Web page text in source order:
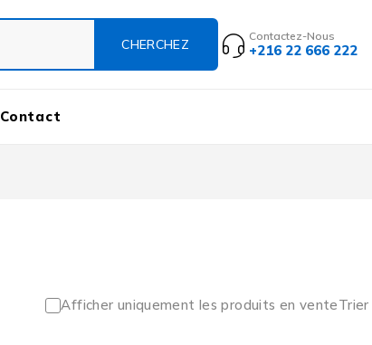
Contactez-Nous
+216 22 666 222
Contact
Afficher uniquement les produits en vente